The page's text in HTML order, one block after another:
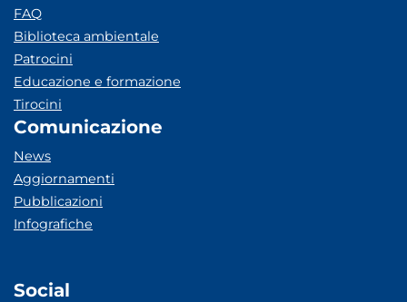
FAQ
Biblioteca ambientale
Patrocini
Educazione e formazione
Tirocini
Comunicazione
News
Aggiornamenti
Pubblicazioni
Infografiche
Social